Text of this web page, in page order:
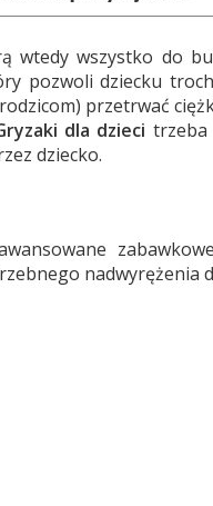
wszystko do
pozwoli dziecku
przetrwać
dla dzieci trzeba
dziecko.
nadwyrężenia